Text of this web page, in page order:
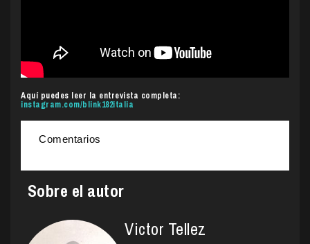
Aquí puedes leer la entrevista completa:
instagram.com/blink182italia
Comentarios
Sobre el autor
Victor Tellez